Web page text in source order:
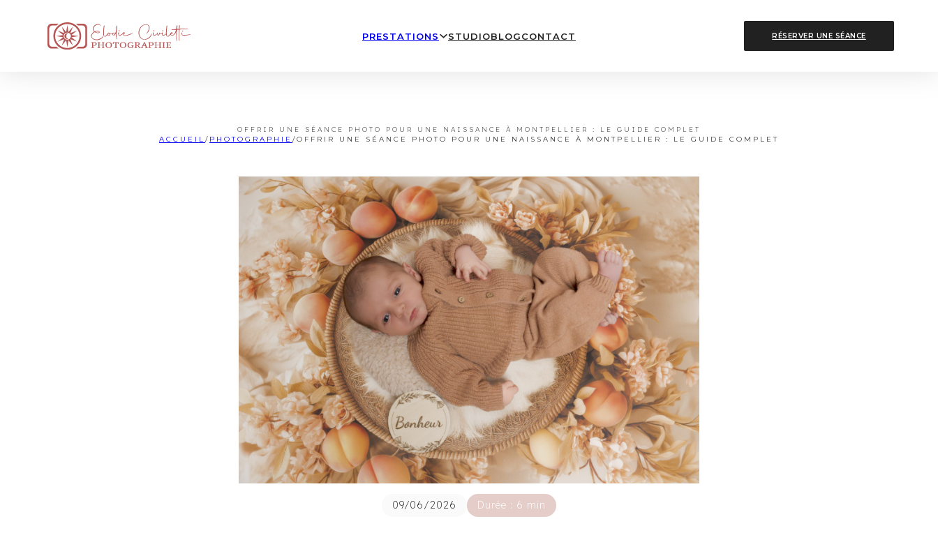
PRESTATIONS STUDIOBLOGCONTACT RÉSERVER UNE SÉANCE
OFFRIR UNE SÉANCE PHOTO POUR UNE NAISSANCE À MONTPELLIER : LE GUIDE COMPLET
ACCUEIL / PHOTOGRAPHIE /OFFRIR UNE SÉANCE PHOTO POUR UNE NAISSANCE À MONTPELLIER : LE GUIDE COMPLET
09/06/2026 Durée : 6 min